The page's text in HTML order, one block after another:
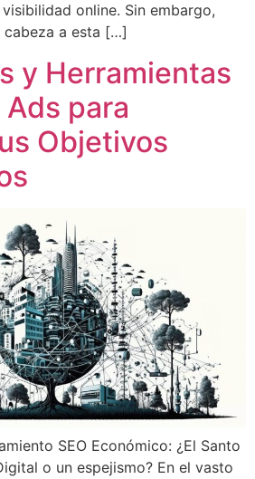
online. Sin embargo,
cabeza a esta […]
y Herramientas
para
Objetivos
SEO Económico: ¿El Santo
o un espejismo? En el vasto